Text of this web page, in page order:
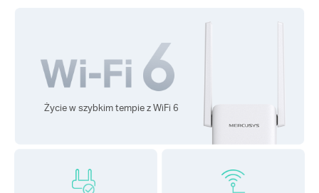
Życie w szybkim tempie zWiFi 6